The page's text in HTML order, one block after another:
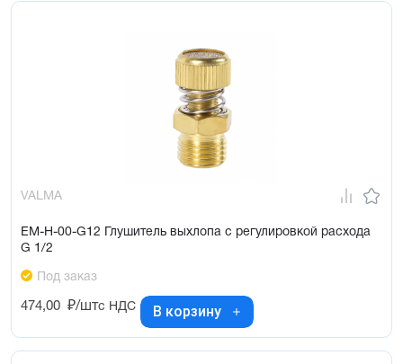
VALMA
EM-H-00-G12 Глушитель выхлопа с регулировкой расхода
G 1/2
Под заказ
474,00 ₽/штс НДС В корзину